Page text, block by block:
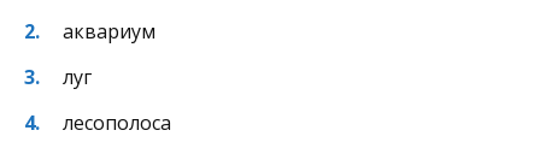
аквариум
луг
лесополоса